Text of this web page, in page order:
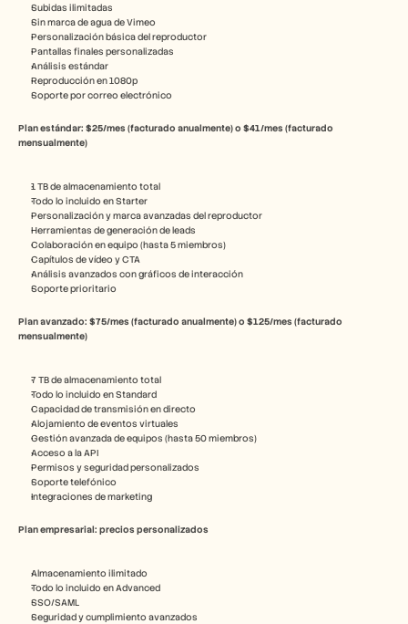
Subidas ilimitadas
Sin marca de agua de Vimeo
Personalización básica del reproductor
Pantallas finales personalizadas
Análisis estándar
Reproducción en 1080p
Soporte por correo electrónico
Plan estándar: $25/mes (facturado anualmente) o $41/mes (facturado
mensualmente)
1 TB de almacenamiento total
Todo lo incluido en Starter
Personalización y marca avanzadas del reproductor
Herramientas de generación de leads
Colaboración en equipo (hasta 5 miembros)
Capítulos de vídeo y CTA
Análisis avanzados con gráficos de interacción
Soporte prioritario
Plan avanzado: $75/mes (facturado anualmente) o $125/mes (facturado
mensualmente)
7 TB de almacenamiento total
Todo lo incluido en Standard
Capacidad de transmisión en directo
Alojamiento de eventos virtuales
Gestión avanzada de equipos (hasta 50 miembros)
Acceso a la API
Permisos y seguridad personalizados
Soporte telefónico
Integraciones de marketing
Plan empresarial: precios personalizados
Almacenamiento ilimitado
Todo lo incluido en Advanced
SSO/SAML
Seguridad y cumplimiento avanzados